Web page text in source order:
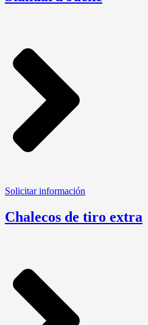
Solicitar información
Chalecos de tiro extra